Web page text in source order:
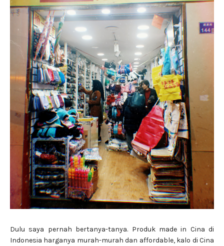
Dulu saya pernah bertanya-tanya. Produk made in Cina di
Indonesia harganya murah-murah dan affordable, kalo di Cina